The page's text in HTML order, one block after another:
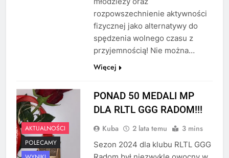
rozpowszechnienie aktywności
fizycznej jako alternatywy do
spędzenia wolnego czasu z
przyjemnością! Nie można…
Więcej
AKTUALNOŚCI
POLECAMY
PONAD 50 MEDALI MP
DLA RLTL GGG RADOM!!!
Kuba 2 lata temu 3 mins
Sezon 2024 dla klubu RLTL GGG